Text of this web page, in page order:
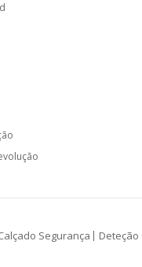
Segurança Deteção